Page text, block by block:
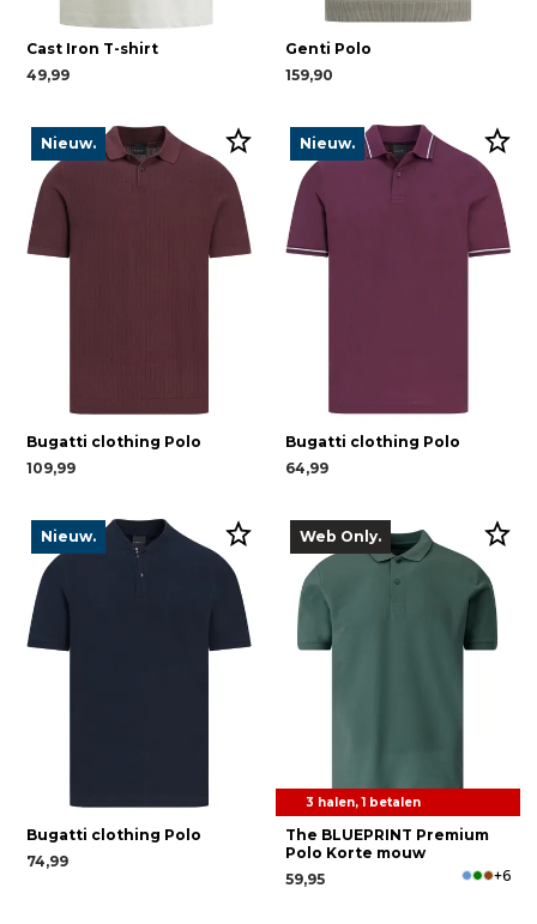
Cast Iron T-shirt
49,99
Genti Polo
159,90
Nieuw.
Bugatti clothing Polo
109,99
Nieuw.
Bugatti clothing Polo
64,99
Nieuw.
Bugatti clothing Polo
74,99
Web Only.
3 halen, 1 betalen
The BLUEPRINT Premium
Polo Korte mouw
59,95
+6